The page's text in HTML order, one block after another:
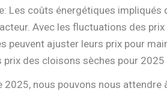
Les coûts énergétiques
Avec les fluctuations des
peuvent ajuster leurs prix pour
prix des cloisons sèches pour 2025
2025, nous pouvons nous